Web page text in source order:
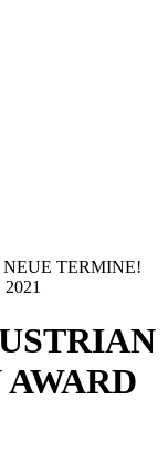
NEUE TERMINE!